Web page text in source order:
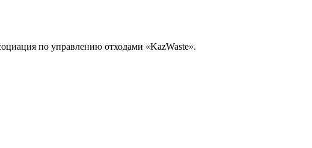
по управлению отходами «KazWaste».